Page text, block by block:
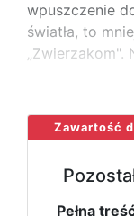
wpuszczenie
światła, to
„Zwierzakom".
Zawartość
Pełna